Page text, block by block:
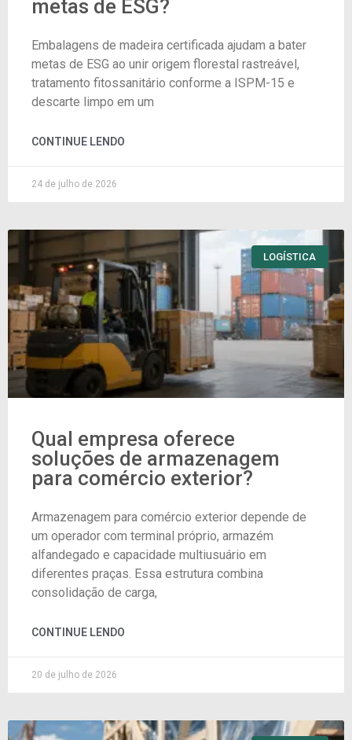
metas de ESG?
Embalagens de madeira certificada ajudam a bater
metas de ESG ao unir origem florestal rastreável,
tratamento fitossanitário conforme a ISPM-15 e
descarte limpo em um
CONTINUE LENDO
24 de julho de 2026
LOGÍSTICA
Qual empresa oferece
soluções de armazenagem
para comércio exterior?
Armazenagem para comércio exterior depende de
um operador com terminal próprio, armazém
alfandegado e capacidade multiusuário em
diferentes praças. Essa estrutura combina
consolidação de carga,
CONTINUE LENDO
20 de julho de 2026